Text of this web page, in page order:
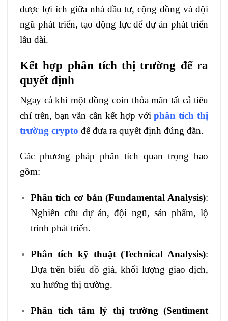
được lợi ích giữa nhà đầu tư, cộng đồng và đội
ngũ phát triển, tạo động lực để dự án phát triển
lâu dài.
Kết hợp phân tích thị trường để ra
quyết định
Ngay cả khi một đồng coin thỏa mãn tất cả tiêu
chí trên, bạn vẫn cần kết hợp vớiphân tích thị
trường crypto để đưa ra quyết định đúng đắn.
Các phương pháp phân tích quan trọng bao
gồm:
Phân tích cơ bản (Fundamental Analysis):
Nghiên cứu dự án, đội ngũ, sản phẩm, lộ
trình phát triển.
Phân tích kỹ thuật (Technical Analysis):
Dựa trên biểu đồ giá, khối lượng giao dịch,
xu hướng thị trường.
Phân tích tâm lý thị trường (Sentiment